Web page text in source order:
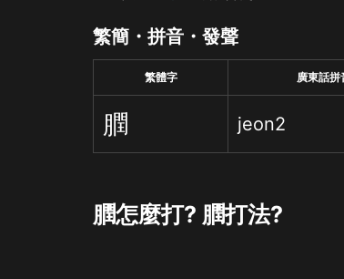
繁簡・拼音・發聲
繁體字 廣東話拼
膶 jeon2
膶怎麼打? 膶打法?